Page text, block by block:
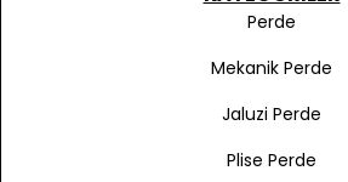
Perde
Mekanik Perde
Jaluzi Perde
Plise Perde